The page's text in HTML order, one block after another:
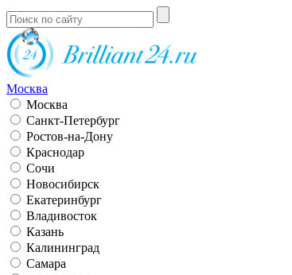
Москва
Москва
Санкт-Петербург
Ростов-на-Дону
Краснодар
Сочи
Новосибирск
Екатеринбург
Владивосток
Казань
Калининград
Самара